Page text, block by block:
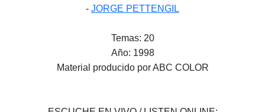
- JORGE PETTENGIL
Temas: 20
Año: 1998
Material producido por ABC COLOR